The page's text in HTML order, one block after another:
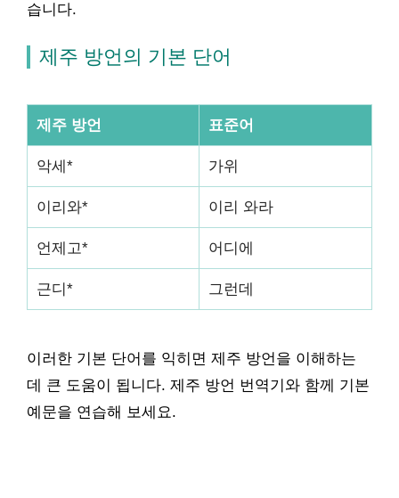
습니다.
제주 방언의 기본 단어
제주 방언 표준어
악세* 가위
이리와* 이리 와라
언제고* 어디에
근디* 그런데
이러한 기본 단어를 익히면 제주 방언을 이해하는
데 큰 도움이 됩니다. 제주 방언 번역기와 함께 기본
예문을 연습해 보세요.